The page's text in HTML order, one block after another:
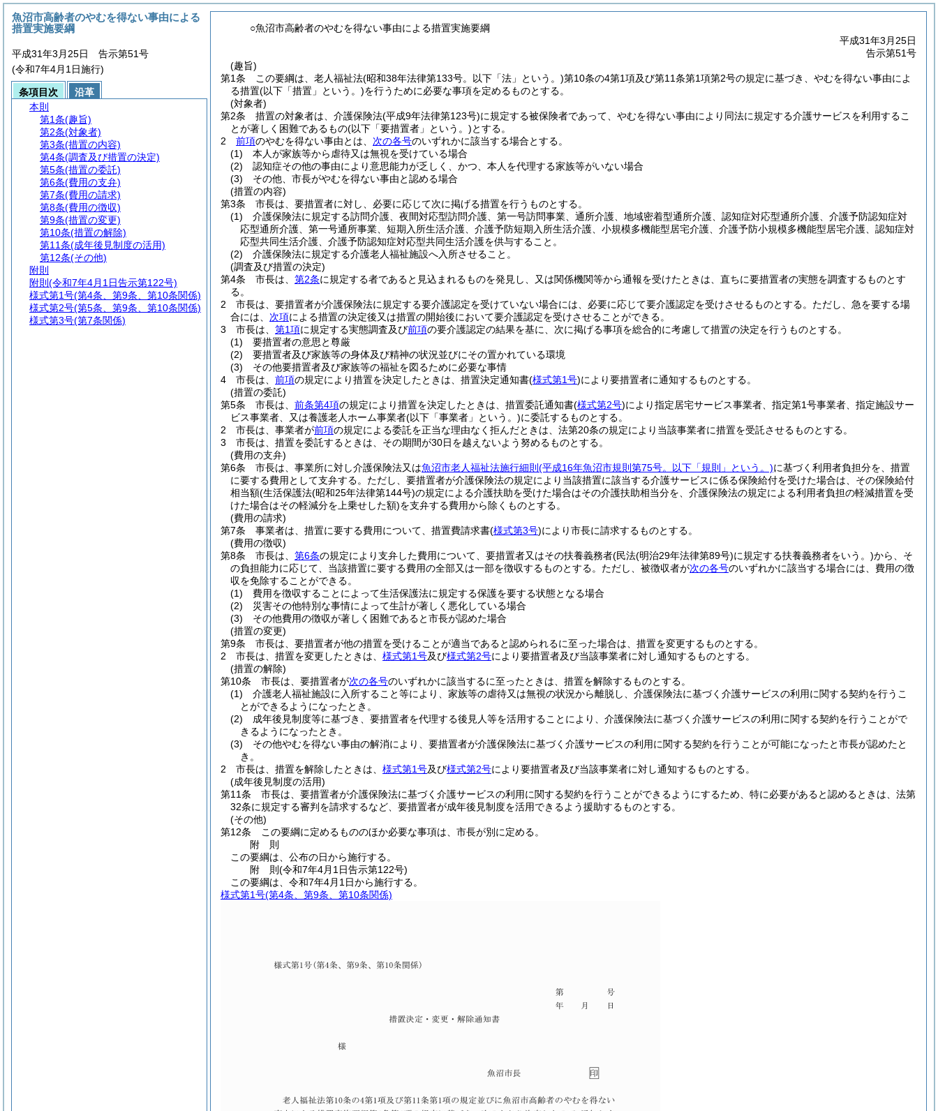
○魚沼市高齢者のやむを得ない事由による措置実施要綱
平成31年3月25日
告示第51号
(趣旨)
第1条
この要綱は、老人福祉法(昭和38年法律第133号。以下「法」という。)第10条の4第1項及び第11条第1項第2号の規定に基づき、やむを得ない事由によ
る措置(以下「措置」という。)を行うために必要な事項を定めるものとする。
(対象者)
第2条
措置の対象者は、介護保険法(平成9年法律第123号)に規定する被保険者であって、やむを得ない事由により同法に規定する介護サービスを利用するこ
とが著しく困難であるもの(以下「要措置者」という。)とする。
2
前項のやむを得ない事由とは、 次の各号のいずれかに該当する場合とする。
(1)
本人が家族等から虐待又は無視を受けている場合
(2)
認知症その他の事由により意思能力が乏しく、かつ、本人を代理する家族等がいない場合
(3)
その他、市長がやむを得ない事由と認める場合
(措置の内容)
第3条
市長は、要措置者に対し、必要に応じて次に掲げる措置を行うものとする。
(1)
介護保険法に規定する訪問介護、夜間対応型訪問介護、第一号訪問事業、通所介護、地域密着型通所介護、認知症対応型通所介護、介護予防認知症対
応型通所介護、第一号通所事業、短期入所生活介護、介護予防短期入所生活介護、小規模多機能型居宅介護、介護予防小規模多機能型居宅介護、認知症対
応型共同生活介護、介護予防認知症対応型共同生活介護を供与すること。
(2)
介護保険法に規定する介護老人福祉施設へ入所させること。
(調査及び措置の決定)
第4条
市長は、 第2条に規定する者であると見込まれるものを発見し、又は関係機関等から通報を受けたときは、直ちに要措置者の実態を調査するものとす
る。
2
市長は、要措置者が介護保険法に規定する要介護認定を受けていない場合には、必要に応じて要介護認定を受けさせるものとする。 ただし、急を要する場
合には、 次項による措置の決定後又は措置の開始後において要介護認定を受けさせることができる。
3
市長は、 第1項に規定する実態調査及び前項の要介護認定の結果を基に、次に掲げる事項を総合的に考慮して措置の決定を行うものとする。
(1)
要措置者の意思と尊厳
(2)
要措置者及び家族等の身体及び精神の状況並びにその置かれている環境
(3)
その他要措置者及び家族等の福祉を図るために必要な事情
4
市長は、 前項の規定により措置を決定したときは、措置決定通知書(様式第1号)により要措置者に通知するものとする。
(措置の委託)
第5条
市長は、 前条第4項の規定により措置を決定したときは、措置委託通知書(様式第2号)により指定居宅サービス事業者、指定第1号事業者、指定施設サー
ビス事業者、又は養護老人ホーム事業者(以下「事業者」という。)に委託するものとする。
2
市長は、事業者が前項の規定による委託を正当な理由なく拒んだときは、法第20条の規定により当該事業者に措置を受託させるものとする。
3
市長は、措置を委託するときは、その期間が30日を越えないよう努めるものとする。
(費用の支弁)
第6条
市長は、事業所に対し介護保険法又は魚沼市老人福祉法施行細則 (平成16年魚沼市規則第75号。以下「規則」という。)に基づく利用者負担分を、措置
に要する費用として支弁する。 ただし、要措置者が介護保険法の規定により当該措置に該当する介護サービスに係る保険給付を受けた場合は、その保険給付
相当額(生活保護法(昭和25年法律第144号)の規定による介護扶助を受けた場合はその介護扶助相当分を、介護保険法の規定による利用者負担の軽減措置を受
けた場合はその軽減分を上乗せした額)を支弁する費用から除くものとする。
(費用の請求)
第7条
事業者は、措置に要する費用について、措置費請求書(様式第3号)により市長に請求するものとする。
(費用の徴収)
第8条
市長は、 第6条の規定により支弁した費用について、要措置者又はその扶養義務者(民法(明治29年法律第89号)に規定する扶養義務者をいう。)から、そ
の負担能力に応じて、当該措置に要する費用の全部又は一部を徴収するものとする。 ただし、被徴収者が次の各号のいずれかに該当する場合には、費用の徴
収を免除することができる。
(1)
費用を徴収することによって生活保護法に規定する保護を要する状態となる場合
(2)
災害その他特別な事情によって生計が著しく悪化している場合
(3)
その他費用の徴収が著しく困難であると市長が認めた場合
(措置の変更)
第9条
市長は、要措置者が他の措置を受けることが適当であると認められるに至った場合は、措置を変更するものとする。
2
市長は、措置を変更したときは、 様式第1号及び様式第2号により要措置者及び当該事業者に対し通知するものとする。
(措置の解除)
第10条
市長は、要措置者が次の各号のいずれかに該当するに至ったときは、措置を解除するものとする。
(1)
介護老人福祉施設に入所すること等により、家族等の虐待又は無視の状況から離脱し、介護保険法に基づく介護サービスの利用に関する契約を行うこ
とができるようになったとき。
(2)
成年後見制度等に基づき、要措置者を代理する後見人等を活用することにより、介護保険法に基づく介護サービスの利用に関する契約を行うことがで
きるようになったとき。
(3)
その他やむを得ない事由の解消により、要措置者が介護保険法に基づく介護サービスの利用に関する契約を行うことが可能になったと市長が認めたと
き。
2
市長は、措置を解除したときは、 様式第1号及び様式第2号により要措置者及び当該事業者に対し通知するものとする。
(成年後見制度の活用)
第11条
市長は、要措置者が介護保険法に基づく介護サービスの利用に関する契約を行うことができるようにするため、特に必要があると認めるときは、法第
32条に規定する審判を請求するなど、要措置者が成年後見制度を活用できるよう援助するものとする。
(その他)
第12条
この要綱に定めるもののほか必要な事項は、市長が別に定める。
附 則
この要綱は、公布の日から施行する。
附 則(令和7年4月1日告示第122号)
この要綱は、令和7年4月1日から施行する。
様式第1号(第4条、第9条、第10条関係)
魚沼市高齢者のやむを得ない事由による
措置実施要綱
平成31年3月25日 告示第51号
(令和7年4月1日施行)
条項目次
沿革
本則
第1条(趣旨)
第2条(対象者)
第3条(措置の内容)
第4条(調査及び措置の決定)
第5条(措置の委託)
第6条(費用の支弁)
第7条(費用の請求)
第8条(費用の徴収)
第9条(措置の変更)
第10条(措置の解除)
第11条(成年後見制度の活用)
第12条(その他)
附則
附則 (令和7年4月1日告示第122号)
様式第1号(第4条、第9条、第10条関係)
様式第2号(第5条、第9条、第10条関係)
様式第3号(第7条関係)